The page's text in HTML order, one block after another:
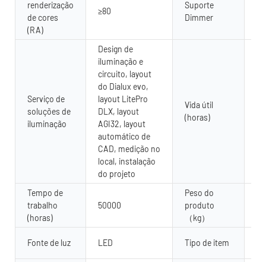
renderização
de cores
(RA)
≥80
Suporte
Dimmer
Serviço de
soluções de
iluminação
Design de
iluminação e
circuito, layout
do Dialux evo,
layout LitePro
DLX, layout
AGI32, layout
automático de
CAD, medição no
local, instalação
do projeto
Vida útil
(horas)
Tempo de
trabalho
(horas)
50000
Peso do
produto
（kg）
Fonte de luz LED Tipo de item